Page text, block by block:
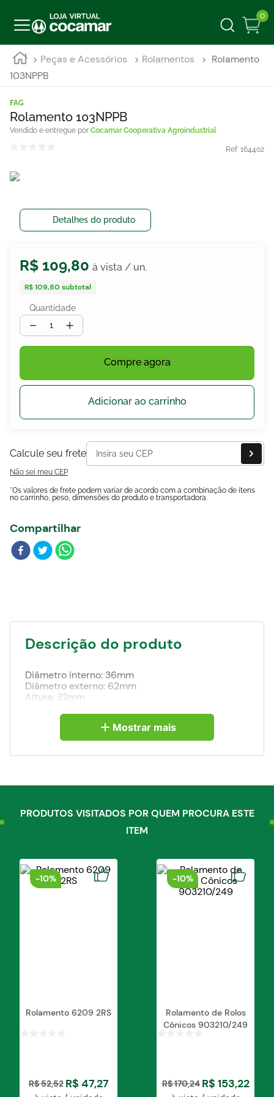
0
Peças e Acessórios Rolamentos
Rolamento
103NPPB
FAG
Rolamento 103NPPB
Cocamar Cooperativa Agroindustrial
Ref: 164402
Detalhes do produto
R$ 109,80
R$ 109,80 subtotal
Quantidade
＋
－
Compre agora
Adicionar ao carrinho
Calcule seu frete
Não sei meu CEP
*Os valores de frete podem variar de acordo com a combinação de itens
no carrinho, peso, dimensões do produto e transportadora.
Compartilhar
Descrição do produto
Diâmetro interno: 36mm
Diâmetro externo: 62mm
Altura: 32mm
Mostrar mais
PRODUTOS VISITADOS POR QUEM PROCURA ESTE
ITEM
-10%
Rolamento 6209 2RS
R$52,52 R$ 47,27
-10%
Rolamento de Rolos
Cônicos 903210/249
R$170,24 R$ 153,22
Blog